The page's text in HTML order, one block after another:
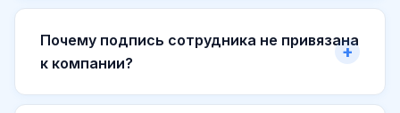
Почему подпись сотрудника не привязана
к компании?